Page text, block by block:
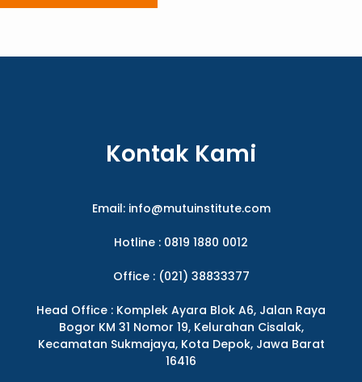
Kontak Kami
Email: info@mutuinstitute.com
Hotline : 0819 1880 0012
Office : (021) 38833377
Head Office : Komplek Ayara Blok A6, Jalan Raya
Bogor KM 31 Nomor 19, Kelurahan Cisalak,
Kecamatan Sukmajaya, Kota Depok, Jawa Barat
16416